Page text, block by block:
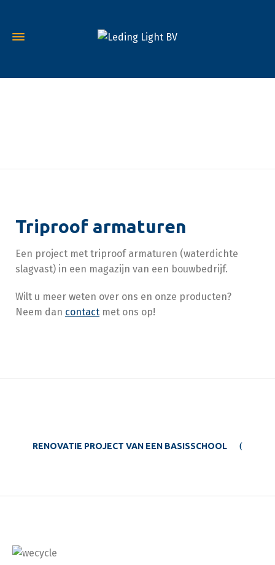
Triproof armaturen
Een project met triproof armaturen (waterdichte
slagvast) in een magazijn van een bouwbedrijf.
Wilt u meer weten over ons en onze producten?
Neem dan contact met ons op!
RENOVATIE PROJECT VAN EEN BASISSCHOOL